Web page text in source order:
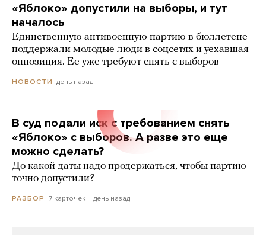
«Яблоко» допустили на выборы, и тут
началось
Единственную антивоенную партию в бюллетене
поддержали молодые люди в соцсетях и уехавшая
оппозиция. Ее уже требуют снять с выборов
НОВОСТИ день назад
В суд подали иск с требованием снять
«Яблоко» с выборов. А разве это еще
можно сделать?
До какой даты надо продержаться, чтобы партию
точно допустили?
РАЗБОР 7 карточек день назад